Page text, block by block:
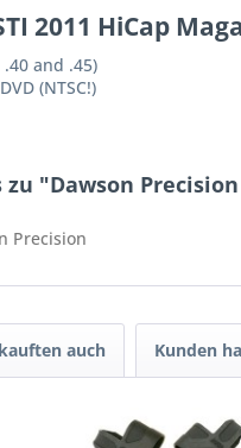
2011 HiCap
and .45)
(NTSC!)
"Dawson
Precision
auch Kunden